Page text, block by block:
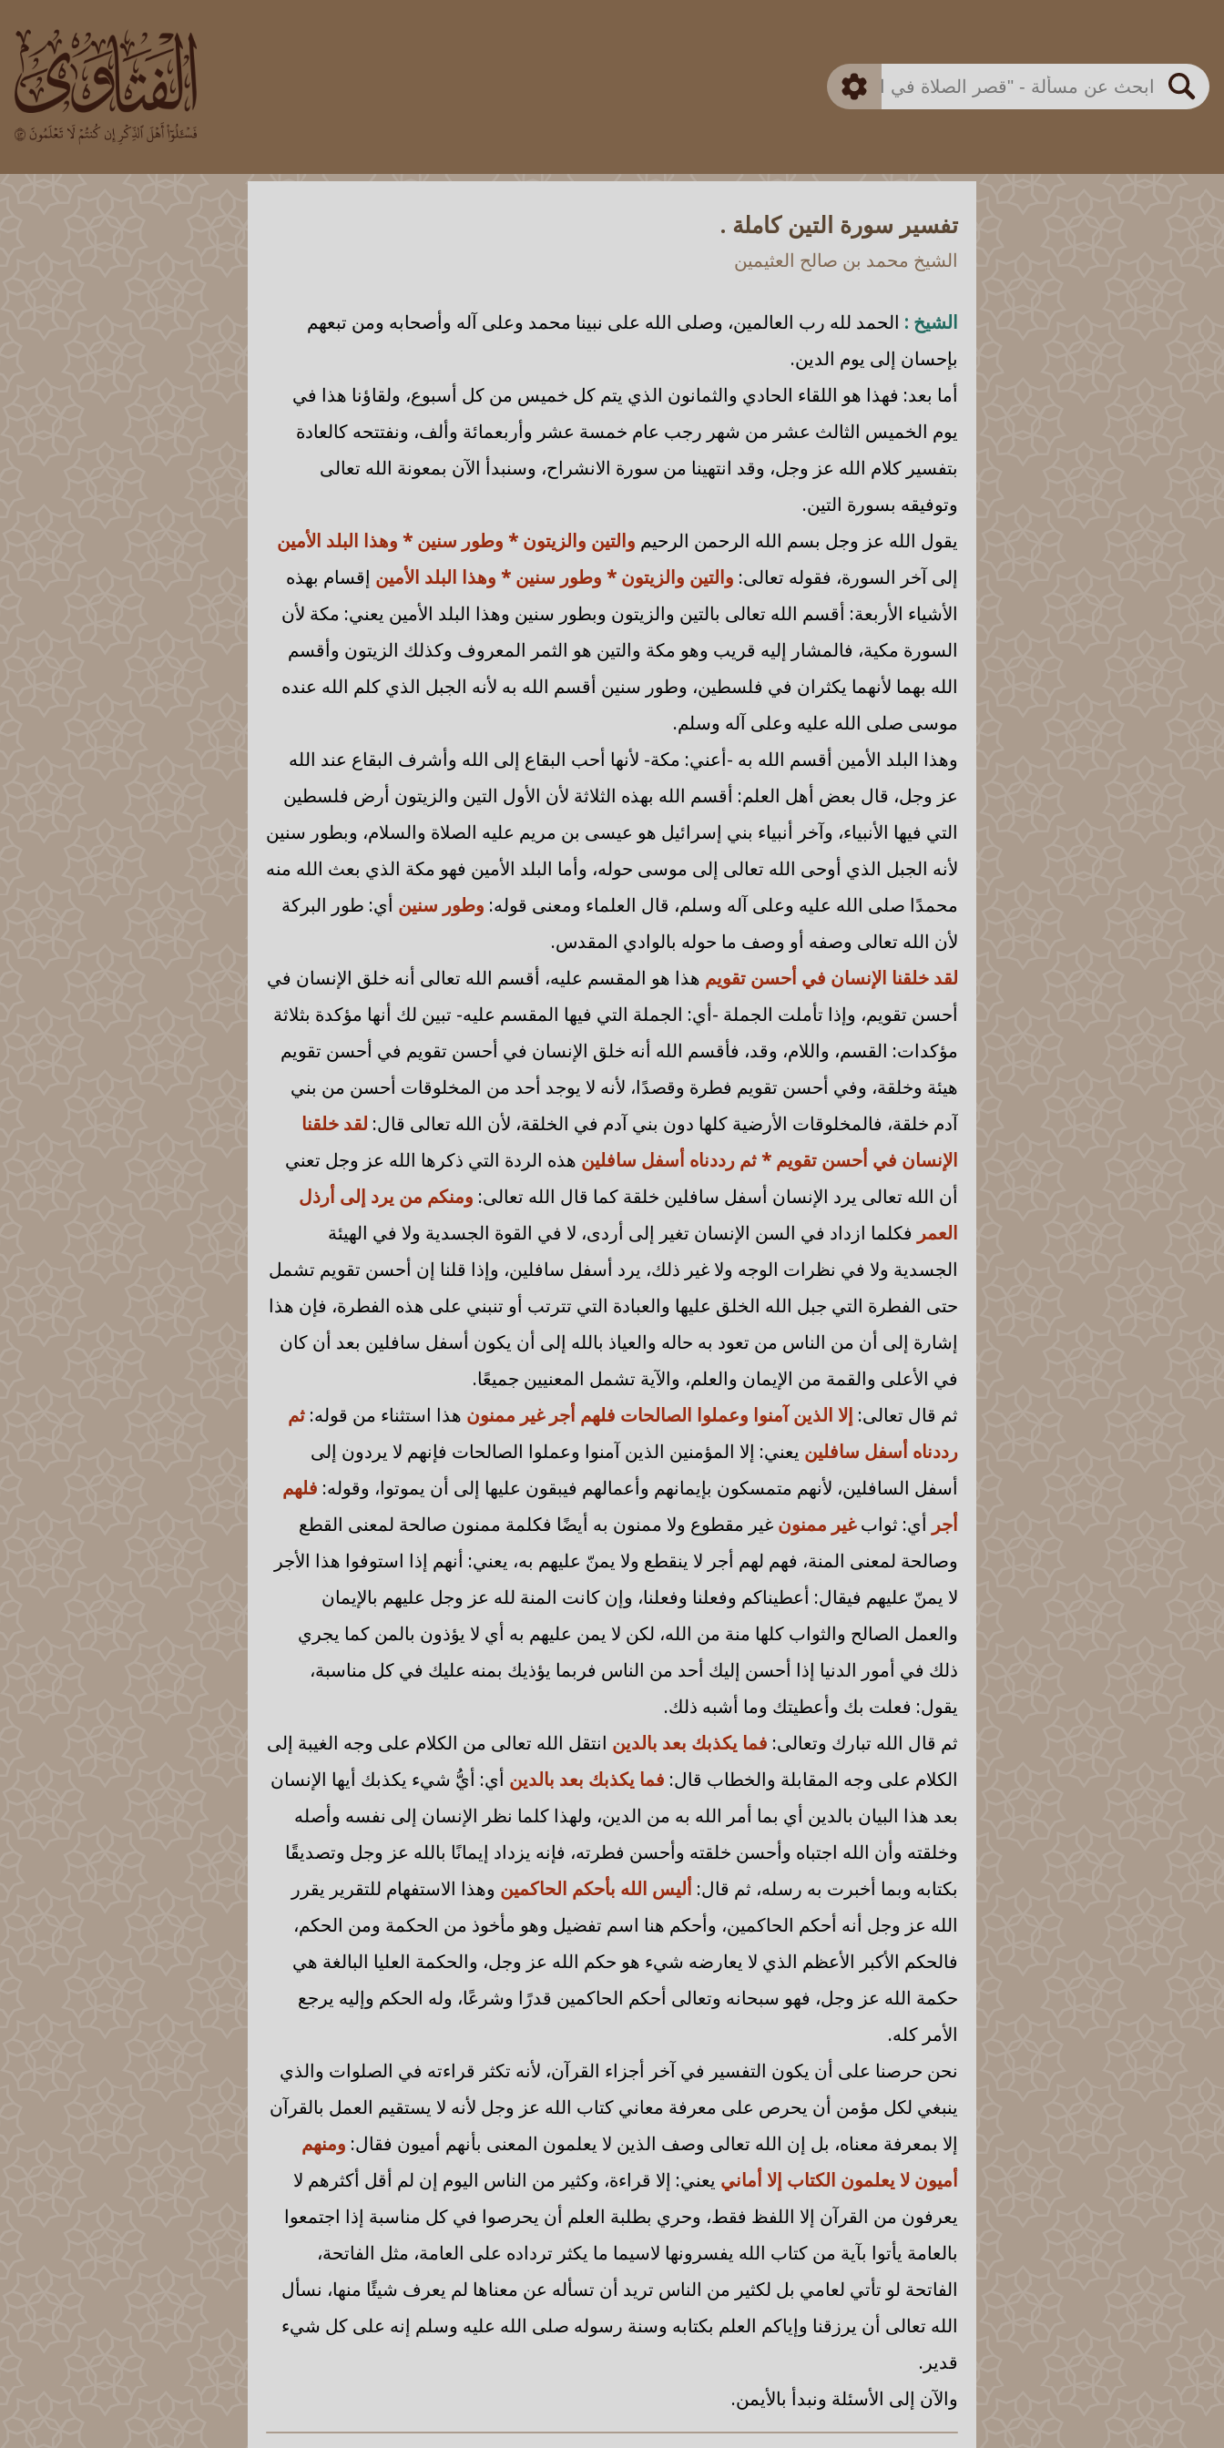
بحث
اللجنة الدائمة
متقدم
تفسير سورة التين كاملة .
الشيخ محمد بن صالح العثيمين
الشيخ : الحمد لله رب العالمين، وصلى الله على نبينا محمد وعلى آله وأصحابه ومن تبعهم
بإحسان إلى يوم الدين.
أما بعد: فهذا هو اللقاء الحادي والثمانون الذي يتم كل خميس من كل أسبوع، ولقاؤنا هذا في
يوم الخميس الثالث عشر من شهر رجب عام خمسة عشر وأربعمائة وألف، ونفتتحه كالعادة
بتفسير كلام الله عز وجل، وقد انتهينا من سورة الانشراح، وسنبدأ الآن بمعونة الله تعالى
وتوفيقه بسورة التين.
يقول الله عز وجل بسم الله الرحمن الرحيم والتين والزيتون * وطور سنين * وهذا البلد الأمين
إلى آخر السورة، فقوله تعالى: والتين والزيتون * وطور سنين * وهذا البلد الأمين إقسام بهذه
الأشياء الأربعة: أقسم الله تعالى بالتين والزيتون وبطور سنين وهذا البلد الأمين يعني: مكة لأن
السورة مكية، فالمشار إليه قريب وهو مكة والتين هو الثمر المعروف وكذلك الزيتون وأقسم
الله بهما لأنهما يكثران في فلسطين، وطور سنين أقسم الله به لأنه الجبل الذي كلم الله عنده
موسى صلى الله عليه وعلى آله وسلم.
وهذا البلد الأمين أقسم الله به -أعني: مكة- لأنها أحب البقاع إلى الله وأشرف البقاع عند الله
عز وجل، قال بعض أهل العلم: أقسم الله بهذه الثلاثة لأن الأول التين والزيتون أرض فلسطين
التي فيها الأنبياء، وآخر أنبياء بني إسرائيل هو عيسى بن مريم عليه الصلاة والسلام، وبطور سنين
لأنه الجبل الذي أوحى الله تعالى إلى موسى حوله، وأما البلد الأمين فهو مكة الذي بعث الله منه
محمدًا صلى الله عليه وعلى آله وسلم، قال العلماء ومعنى قوله: وطور سنين أي: طور البركة
لأن الله تعالى وصفه أو وصف ما حوله بالوادي المقدس.
لقد خلقنا الإنسان في أحسن تقويم هذا هو المقسم عليه، أقسم الله تعالى أنه خلق الإنسان في
أحسن تقويم، وإذا تأملت الجملة -أي: الجملة التي فيها المقسم عليه- تبين لك أنها مؤكدة بثلاثة
مؤكدات: القسم، واللام، وقد، فأقسم الله أنه خلق الإنسان في أحسن تقويم في أحسن تقويم
هيئة وخلقة، وفي أحسن تقويم فطرة وقصدًا، لأنه لا يوجد أحد من المخلوقات أحسن من بني
آدم خلقة، فالمخلوقات الأرضية كلها دون بني آدم في الخلقة، لأن الله تعالى قال: لقد خلقنا
الإنسان في أحسن تقويم * ثم رددناه أسفل سافلين هذه الردة التي ذكرها الله عز وجل تعني
أن الله تعالى يرد الإنسان أسفل سافلين خلقة كما قال الله تعالى: ومنكم من يرد إلى أرذل
العمر فكلما ازداد في السن الإنسان تغير إلى أردى، لا في القوة الجسدية ولا في الهيئة
الجسدية ولا في نظرات الوجه ولا غير ذلك، يرد أسفل سافلين، وإذا قلنا إن أحسن تقويم تشمل
حتى الفطرة التي جبل الله الخلق عليها والعبادة التي تترتب أو تنبني على هذه الفطرة، فإن هذا
إشارة إلى أن من الناس من تعود به حاله والعياذ بالله إلى أن يكون أسفل سافلين بعد أن كان
في الأعلى والقمة من الإيمان والعلم، والآية تشمل المعنيين جميعًا.
ثم قال تعالى: إلا الذين آمنوا وعملوا الصالحات فلهم أجر غير ممنون هذا استثناء من قوله: ثم
رددناه أسفل سافلين يعني: إلا المؤمنين الذين آمنوا وعملوا الصالحات فإنهم لا يردون إلى
أسفل السافلين، لأنهم متمسكون بإيمانهم وأعمالهم فيبقون عليها إلى أن يموتوا، وقوله: فلهم
أجر أي: ثوابغير ممنون غير مقطوع ولا ممنون به أيضًا فكلمة ممنون صالحة لمعنى القطع
وصالحة لمعنى المنة، فهم لهم أجر لا ينقطع ولا يمنّ عليهم به، يعني: أنهم إذا استوفوا هذا الأجر
لا يمنّ عليهم فيقال: أعطيناكم وفعلنا وفعلنا، وإن كانت المنة لله عز وجل عليهم بالإيمان
والعمل الصالح والثواب كلها منة من الله، لكن لا يمن عليهم به أي لا يؤذون بالمن كما يجري
ذلك في أمور الدنيا إذا أحسن إليك أحد من الناس فربما يؤذيك بمنه عليك في كل مناسبة،
يقول: فعلت بك وأعطيتك وما أشبه ذلك.
ثم قال الله تبارك وتعالى: فما يكذبك بعد بالدين انتقل الله تعالى من الكلام على وجه الغيبة إلى
الكلام على وجه المقابلة والخطاب قال: فما يكذبك بعد بالدين أي: أيُّ شيء يكذبك أيها الإنسان
بعد هذا البيان بالدين أي بما أمر الله به من الدين، ولهذا كلما نظر الإنسان إلى نفسه وأصله
وخلقته وأن الله اجتباه وأحسن خلقته وأحسن فطرته، فإنه يزداد إيمانًا بالله عز وجل وتصديقًا
بكتابه وبما أخبرت به رسله، ثم قال: أليس الله بأحكم الحاكمين وهذا الاستفهام للتقرير يقرر
الله عز وجل أنه أحكم الحاكمين، وأحكم هنا اسم تفضيل وهو مأخوذ من الحكمة ومن الحكم،
فالحكم الأكبر الأعظم الذي لا يعارضه شيء هو حكم الله عز وجل، والحكمة العليا البالغة هي
حكمة الله عز وجل، فهو سبحانه وتعالى أحكم الحاكمين قدرًا وشرعًا، وله الحكم وإليه يرجع
الأمر كله.
نحن حرصنا على أن يكون التفسير في آخر أجزاء القرآن، لأنه تكثر قراءته في الصلوات والذي
ينبغي لكل مؤمن أن يحرص على معرفة معاني كتاب الله عز وجل لأنه لا يستقيم العمل بالقرآن
إلا بمعرفة معناه، بل إن الله تعالى وصف الذين لا يعلمون المعنى بأنهم أميون فقال: ومنهم
أميون لا يعلمون الكتاب إلا أماني يعني: إلا قراءة، وكثير من الناس اليوم إن لم أقل أكثرهم لا
يعرفون من القرآن إلا اللفظ فقط، وحري بطلبة العلم أن يحرصوا في كل مناسبة إذا اجتمعوا
بالعامة يأتوا بآية من كتاب الله يفسرونها لاسيما ما يكثر ترداده على العامة، مثل الفاتحة،
الفاتحة لو تأتي لعامي بل لكثير من الناس تريد أن تسأله عن معناها لم يعرف شيئًا منها، نسأل
الله تعالى أن يرزقنا وإياكم العلم بكتابه وسنة رسوله صلى الله عليه وسلم إنه على كل شيء
قدير.
والآن إلى الأسئلة ونبدأ بالأيمن.